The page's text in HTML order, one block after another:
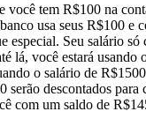
você tem R$100 na
usa seus R$100 e
especial. Seu salário
lá, você estará usando
o salário de
serão descontados para
com um saldo de